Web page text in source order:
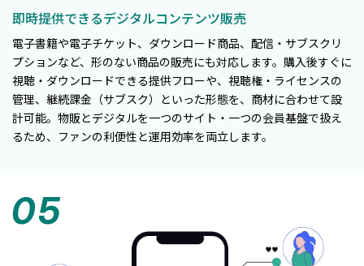
即時提供できるデジタルコンテンツ販売
電子書籍や電子チケット、ダウンロード商品、配信・サブスクリ
プションなど、形のない商品の販売にも対応します。購入後すぐに
視聴・ダウンロードできる提供フローや、視聴権・ライセンスの
管理、継続課金（サブスク）といった形態を、商材に合わせて設
計可能。物販とデジタルを一つのサイト・一つの会員基盤で扱え
るため、ファンの利便性と運用効率を両立します。